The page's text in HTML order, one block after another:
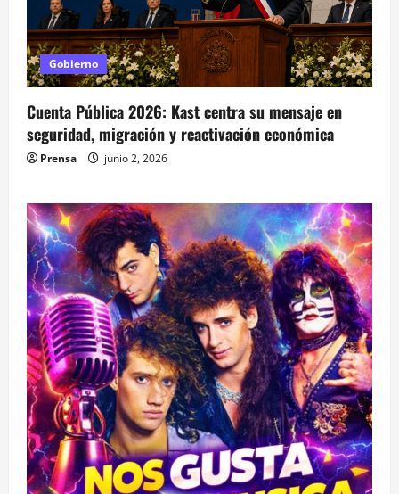
Gobierno
Cuenta Pública 2026: Kast centra su mensaje en
seguridad, migración y reactivación económica
Prensa junio 2, 2026